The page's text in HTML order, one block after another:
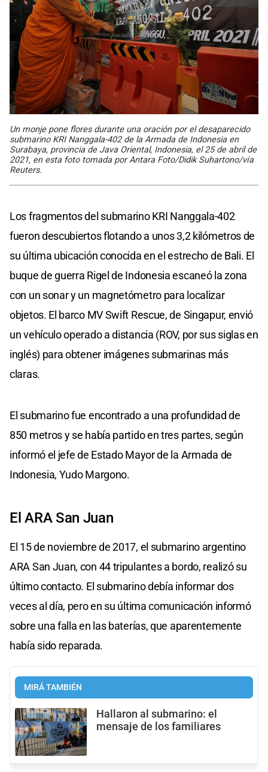
Un monje pone flores durante una oración por el desaparecido
submarino KRI Nanggala-402 de la Armada de Indonesia en
Surabaya, provincia de Java Oriental, Indonesia, el 25 de abril de
2021, en esta foto tomada por Antara Foto/Didik Suhartono/vía
Reuters.
Los fragmentos del submarino KRI Nanggala-402
fueron descubiertos flotando a unos 3,2 kilómetros de
su última ubicación conocida en el estrecho de Bali. El
buque de guerra Rigel de Indonesia escaneó la zona
con un sonar y un magnetómetro para localizar
objetos. El barco MV Swift Rescue, de Singapur, envió
un vehículo operado a distancia (ROV, por sus siglas en
inglés) para obtener imágenes submarinas más
claras.
El submarino fue encontrado a una profundidad de
850 metros y se había partido en tres partes, según
informó el jefe de Estado Mayor de la Armada de
Indonesia, Yudo Margono.
El ARA San Juan
El 15 de noviembre de 2017, el submarino argentino
ARA San Juan, con 44 tripulantes a bordo, realizó su
último contacto. El submarino debía informar dos
veces al día, pero en su última comunicación informó
sobre una falla en las baterías, que aparentemente
había sido reparada.
MIRÁ TAMBIÉN
Hallaron al submarino: el
mensaje de los familiares